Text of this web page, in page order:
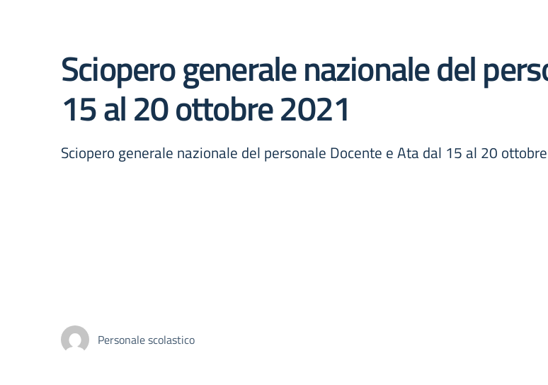
Sciopero generale nazionale del
15 al 20 ottobre 2021
Sciopero generale nazionale del personale Docente e Ata dal 15 al 20
Personale scolastico